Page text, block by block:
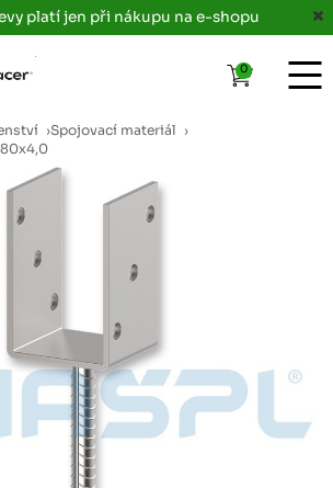
platí jen při nákupu na e-shopu
›Spojovací materiál ›
0